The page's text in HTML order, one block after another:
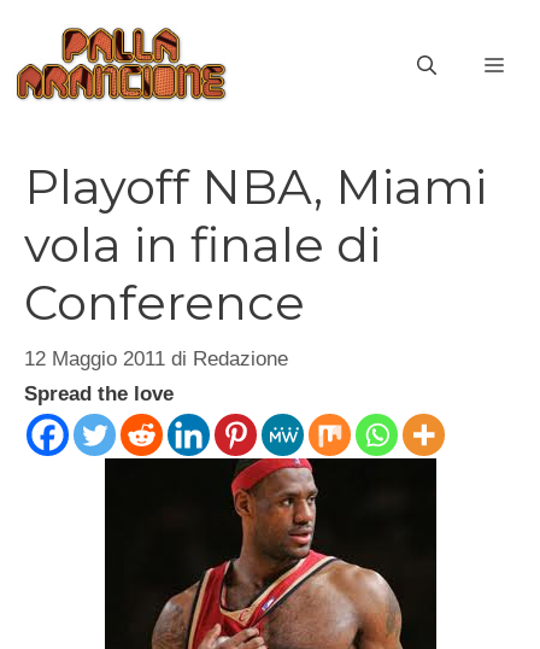
contenuto
Playoff NBA, Miami
vola in finale di
Conference
12 Maggio 2011 di Redazione
Spread the love